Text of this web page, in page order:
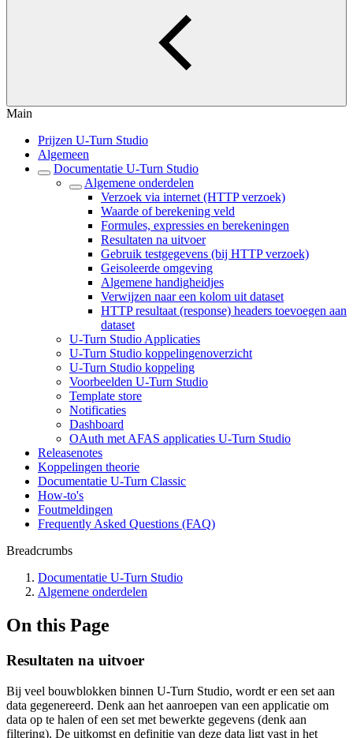
Main
Prijzen U-Turn Studio
Algemeen
Documentatie U-Turn Studio
Algemene onderdelen
Verzoek via internet (HTTP verzoek)
Waarde of berekening veld
Formules, expressies en berekeningen
Resultaten na uitvoer
Gebruik testgegevens (bij HTTP verzoek)
Geisoleerde omgeving
Algemene handigheidjes
Verwijzen naar een kolom uit dataset
HTTP resultaat (response) headers toevoegen aan
dataset
U-Turn Studio Applicaties
U-Turn Studio koppelingenoverzicht
U-Turn Studio koppeling
Voorbeelden U-Turn Studio
Template store
Notificaties
Dashboard
OAuth met AFAS applicaties U-Turn Studio
Releasenotes
Koppelingen theorie
Documentatie U-Turn Classic
How-to's
Foutmeldingen
Frequently Asked Questions (FAQ)
Breadcrumbs
Documentatie U-Turn Studio
Algemene onderdelen
On this Page
Resultaten na uitvoer
Bij veel bouwblokken binnen U-Turn Studio, wordt er een set aan
data gegenereerd. Denk aan het aanroepen van een applicatie om
data op te halen of een set met bewerkte gegevens (denk aan
filtering). De uitkomst en definitie van deze data ligt vast in het